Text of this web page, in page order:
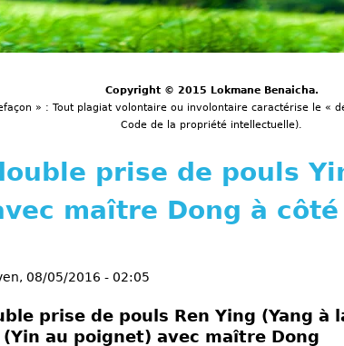
prise de pouls
maître Dong à
08/05/2016 - 02:05
prise de pouls Ren Ying (Yang à
(Yin au poignet) avec maître Dong
Copyright © 2015 Lokmane Benaicha.
» : Tout plagiat volontaire ou involontaire caractérise le «
Code de la propriété intellectuelle).